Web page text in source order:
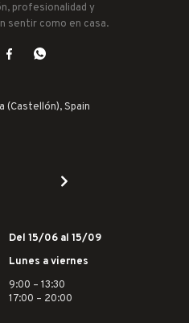
profesionalidad y
sentir como en casa.
(Castellón), Spain
Del 15/06 al 15/09
Lunes a viernes
9:00 – 13:30
17:00 – 20:00